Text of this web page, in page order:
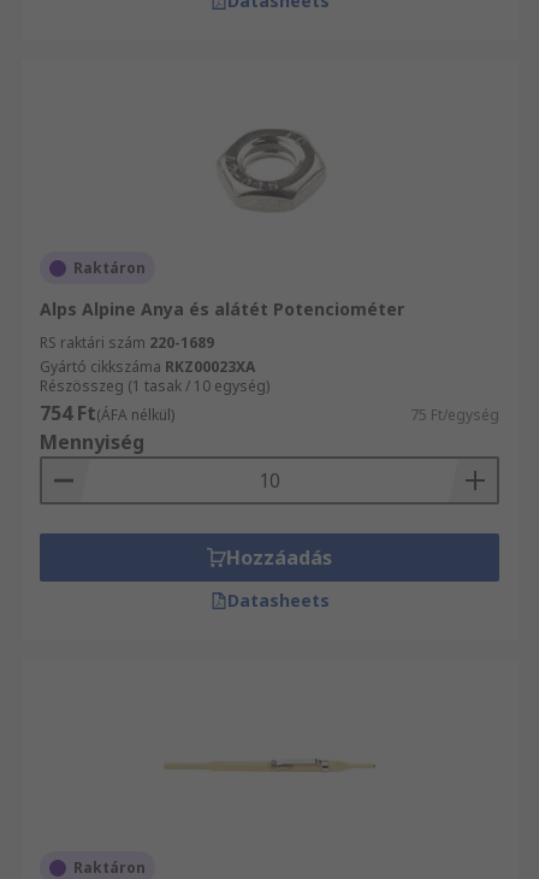
Raktáron
Alps Alpine Anya és alátét Potenciométer
RS raktári szám 220-1689
Gyártó cikkszáma RKZ00023XA
Részösszeg (1 tasak / 10 egység)
754 Ft(ÁFA nélkül) 75 Ft/egység
Mennyiség
Hozzáadás
Datasheets
Raktáron